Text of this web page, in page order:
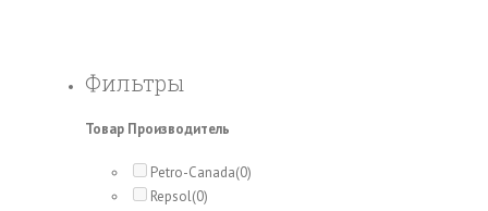
Фильтры
Товар Производитель
Petro-Canada(0)
Repsol(0)